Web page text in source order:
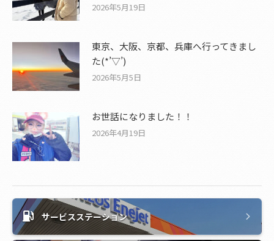
2026年5月19日
東京、大阪、京都、兵庫へ行ってきまし
た(*’▽’)
2026年5月5日
お世話になりました！！
2026年4月19日
サービスステーション